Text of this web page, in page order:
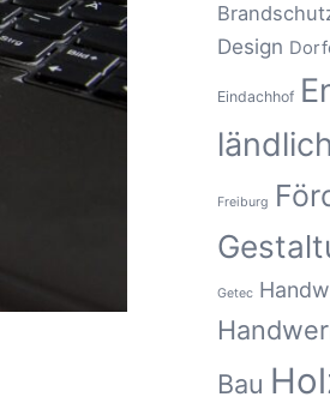
Design
Eindachhof
Freiburg
Getec
Bau